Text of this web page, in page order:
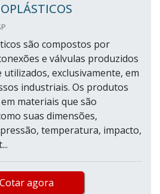
são compostos por
e válvulas produzidos
exclusivamente, em
industriais. Os produtos
materiais que são
suas dimensões,
temperatura, impacto,
Cotar agora